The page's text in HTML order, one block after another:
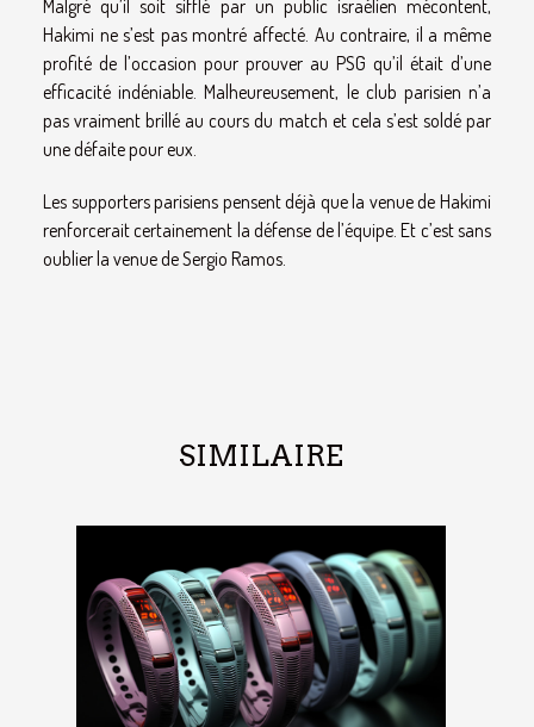
Malgré qu’il soit sifflé par un public israélien mécontent,
Hakimi ne s’est pas montré affecté. Au contraire, il a même
profité de l’occasion pour prouver au PSG qu’il était d’une
efficacité indéniable. Malheureusement, le club parisien n’a
pas vraiment brillé au cours du match et cela s’est soldé par
une défaite pour eux.
Les supporters parisiens pensent déjà que la venue de Hakimi
renforcerait certainement la défense de l’équipe. Et c’est sans
oublier la venue de Sergio Ramos.
SIMILAIRE